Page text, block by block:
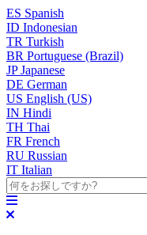
ES Spanish
ID Indonesian
TR Turkish
BR Portuguese (Brazil)
JP Japanese
DE German
US English (US)
IN Hindi
TH Thai
FR French
RU Russian
IT Italian